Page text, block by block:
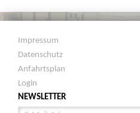
Impressum
Datenschutz
Anfahrtsplan
Login
NEWSLETTER